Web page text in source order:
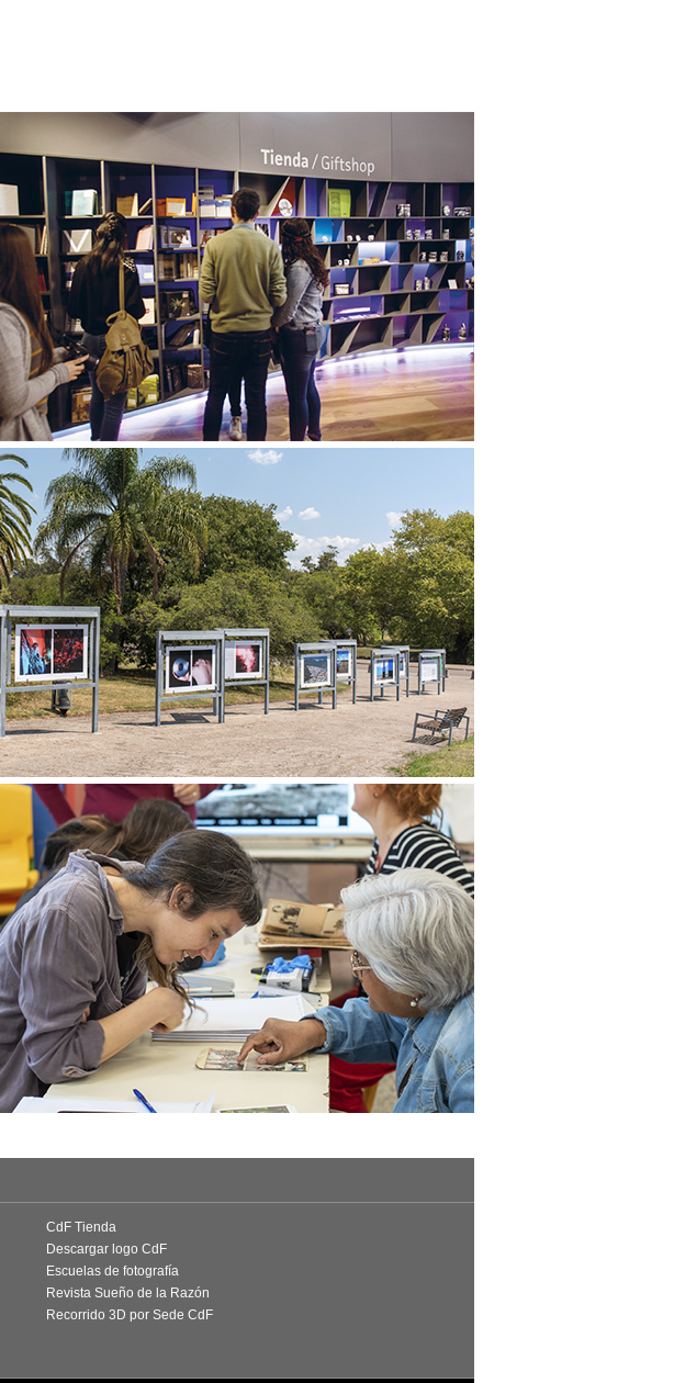
CdF Tienda
Descargar logo CdF
Escuelas de fotografía
Revista Sueño de la Razón
Recorrido 3D por Sede CdF